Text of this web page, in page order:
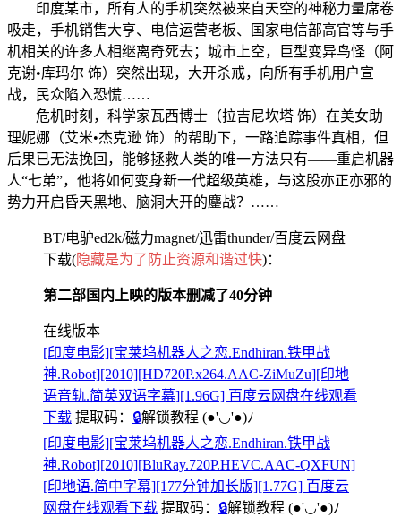
印度某市，所有人的手机突然被来自天空的神秘力量席卷
吸走，手机销售大亨、电信运营老板、国家电信部高官等与手
机相关的许多人相继离奇死去；城市上空，巨型变异鸟怪（阿
克谢•库玛尔 饰）突然出现，大开杀戒，向所有手机用户宣
战，民众陷入恐慌……
危机时刻，科学家瓦西博士（拉吉尼坎塔 饰）在美女助
理妮娜（艾米•杰克逊 饰）的帮助下，一路追踪事件真相，但
后果已无法挽回，能够拯救人类的唯一方法只有——重启机器
人“七弟”，他将如何变身新一代超级英雄，与这股亦正亦邪的
势力开启昏天黑地、脑洞大开的鏖战？……
BT/电驴ed2k/磁力magnet/迅雷thunder/百度云网盘
下载(隐藏是为了防止资源和谐过快)：
第二部国内上映的版本删减了40分钟
在线版本
[印度电影][宝莱坞机器人之恋.Endhiran.铁甲战
神.Robot][2010][HD720P.x264.AAC-ZiMuZu][印地
语音轨.简英双语字幕][1.96G] 百度云网盘在线观看
下载 提取码： 🔒解锁教程 (●'◡'●)ﾉ
[印度电影][宝莱坞机器人之恋.Endhiran.铁甲战
神.Robot][2010][BluRay.720P.HEVC.AAC-QXFUN]
[印地语.简中字幕][177分钟加长版][1.77G] 百度云
网盘在线观看下载 提取码： 🔒解锁教程 (●'◡'●)ﾉ